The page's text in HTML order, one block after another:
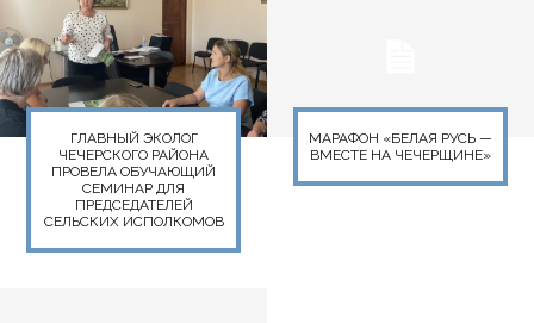
ГЛАВНЫЙ ЭКОЛОГ
ЧЕЧЕРСКОГО РАЙОНА
ПРОВЕЛА ОБУЧАЮЩИЙ
СЕМИНАР ДЛЯ
ПРЕДСЕДАТЕЛЕЙ
СЕЛЬСКИХ ИСПОЛКОМОВ
МАРАФОН «БЕЛАЯ РУСЬ —
ВМЕСТЕ НА ЧЕЧЕРЩИНЕ»